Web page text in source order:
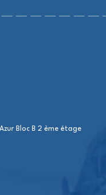
Bloc B 2 ème étage